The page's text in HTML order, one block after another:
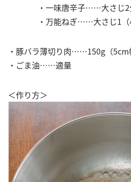
・一味唐辛子……大さじ2
・万能ねぎ……大さじ1（小
・豚バラ薄切り肉……150g（5cm
・ごま油……適量
＜作り方＞